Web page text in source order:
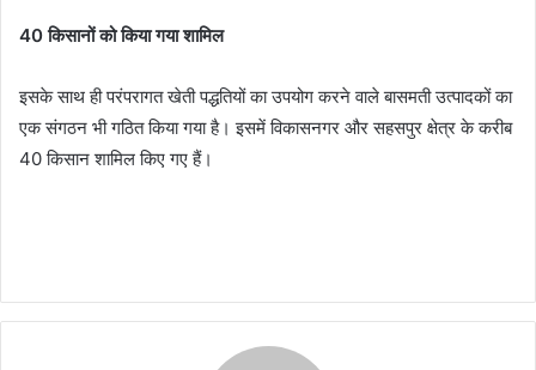
40किसानों को किया गया शामिल
इसके साथ ही परंपरागत खेती पद्धतियों का उपयोग करने वाले बासमती उत्पादकों का
एक संगठन भी गठित किया गया है। इसमें विकासनगर और सहसपुर क्षेत्र के करीब
40 किसान शामिल किए गए हैं।